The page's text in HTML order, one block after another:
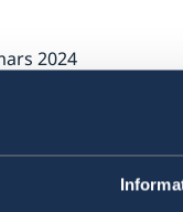
2024
är